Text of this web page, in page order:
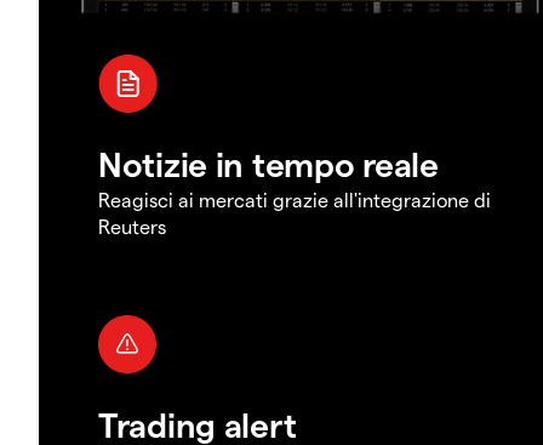
Notizie in tempo reale
Reagisci ai mercati grazie all'integrazione di
Reuters
Trading alert